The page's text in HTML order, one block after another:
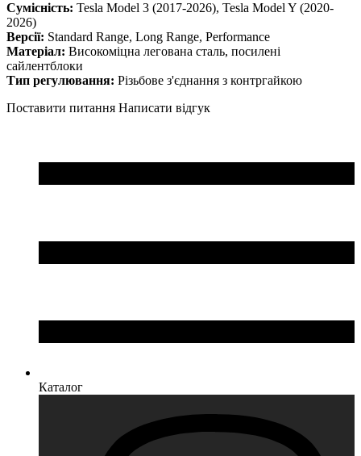
Сумісність: Tesla Model 3 (2017-2026), Tesla Model Y (2020-
2026)
Версії: Standard Range, Long Range, Performance
Матеріал: Високоміцна легована сталь, посилені
сайлентблоки
Тип регулювання: Різьбове з'єднання з контргайкою
Поставити питання Написати відгук
Каталог